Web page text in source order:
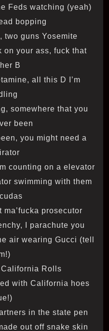
Feds watching (yeah)
bopping
two guns Yosemite
on your ass, fuck that
B
all this D I’m
somewhere that you
been
you might need a
counting on a elevator
swimming with them
prosecutor
I parachute you
air wearing Gucci (tell
California Rolls
with California hoes
in the state pen
out off snake skin